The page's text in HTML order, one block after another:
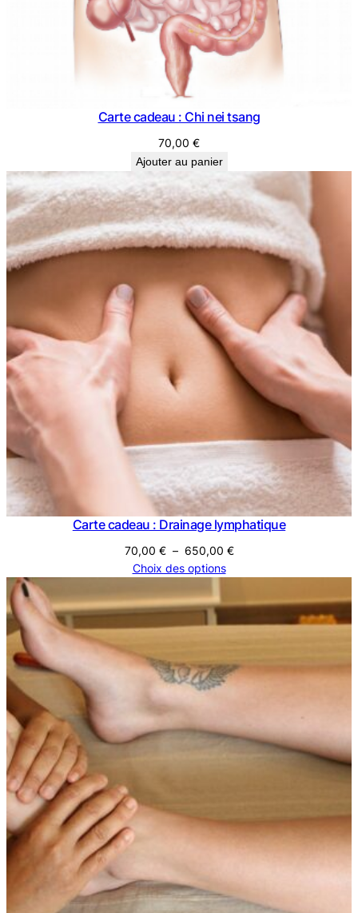
Carte cadeau : Chi nei tsang
70,00 €
Ajouter au panier
Carte cadeau : Drainage lymphatique
70,00 € – 650,00 €Plage
70,00 €
Choix des options